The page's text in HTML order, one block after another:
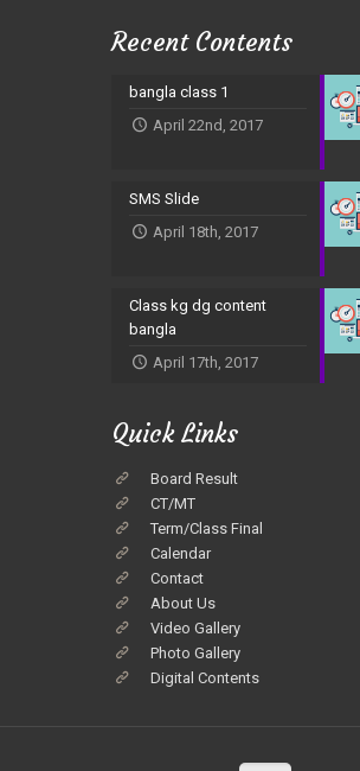
Recent Contents
bangla class 1
April 22nd, 2017
SMS Slide
April 18th, 2017
Class kg dg content
bangla
April 17th, 2017
Quick Links
Board Result
CT/MT
Term/Class Final
Calendar
Contact
About Us
Video Gallery
Photo Gallery
Digital Contents